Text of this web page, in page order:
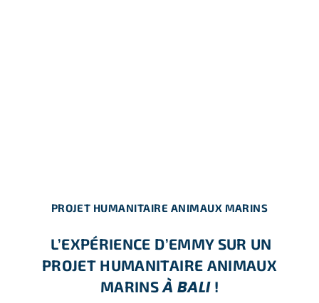
PROJET HUMANITAIRE ANIMAUX MARINS
L’EXPÉRIENCE D’EMMY SUR UN
PROJET HUMANITAIRE ANIMAUX
MARINSÀ BALI!